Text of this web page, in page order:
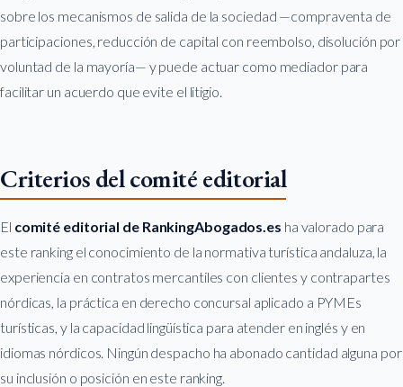
sobre los mecanismos de salida de la sociedad —compraventa de
participaciones, reducción de capital con reembolso, disolución por
voluntad de la mayoría— y puede actuar como mediador para
facilitar un acuerdo que evite el litigio.
Criterios del comité editorial
El comité editorial de RankingAbogados.es ha valorado para
este ranking el conocimiento de la normativa turística andaluza, la
experiencia en contratos mercantiles con clientes y contrapartes
nórdicas, la práctica en derecho concursal aplicado a PYMEs
turísticas, y la capacidad lingüística para atender en inglés y en
idiomas nórdicos. Ningún despacho ha abonado cantidad alguna por
su inclusión o posición en este ranking.